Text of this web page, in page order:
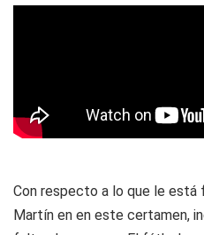
Con respecto a lo que le
Martín en en este certamen,